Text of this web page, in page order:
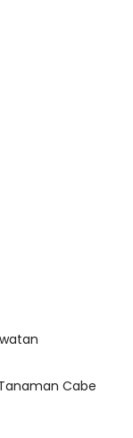
Cabe